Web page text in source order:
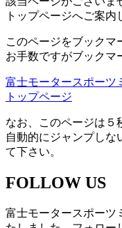
トップページへご案内
このページをブックマ
お手数ですがブックマ
富士モータースポー
トップページ
なお、このページは５
自動的にジャンプしな
て下さい。
FOLLOW US
富士モータースポーツ